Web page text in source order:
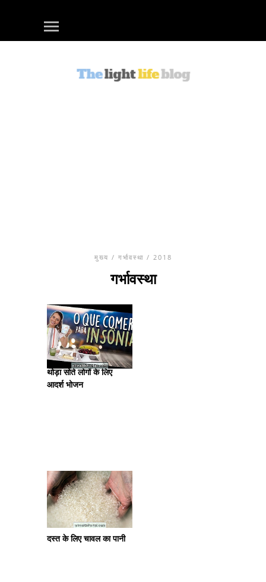
मुख्य / गर्भावस्था / 2018
गर्भावस्था
थोड़ा सोते लोगों के लिए
आदर्श भोजन
दस्त के लिए चावल का पानी